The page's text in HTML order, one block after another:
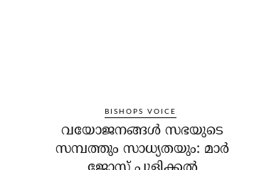
BISHOPS VOICE
വയോജനങ്ങള്‍ സഭയുടെ
സമ്പത്തും സാധ്യതയും: മാര്‍